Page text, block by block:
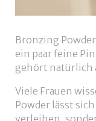
Bronzing
ein paar feine
gehört natürlich
Viele Frauen
Powder lässt
verleihen,